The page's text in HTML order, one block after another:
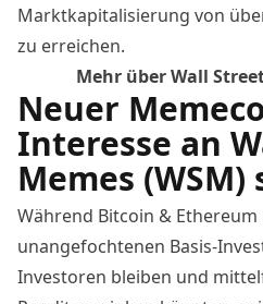
Marktkapitalisierung von
zu erreichen.
Mehr über Wall
Neuer
Interesse an
Memes
Während Bitcoin & Ethereum
unangefochtenen Basis-
Investoren bleiben und